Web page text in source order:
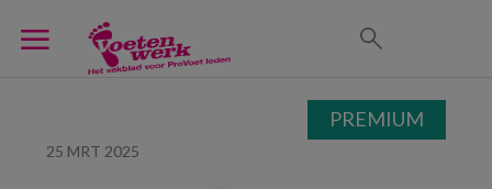
25 MRT 2025
PREMIUM